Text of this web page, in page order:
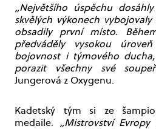
„Největšího úspěchu
skvělých výkonech
obsadily první místo.
předváděly vysokou
bojovnost i týmového
porazit všechny své
Jungerová z Oxygenu.
Kadetský tým si ze
medaile. „Mistrovství